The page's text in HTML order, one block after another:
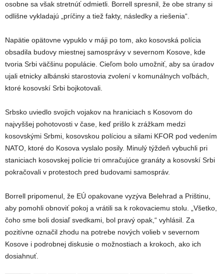
osobne sa však stretnúť odmietli. Borrell spresnil, že obe strany si
odlišne vykladajú „príčiny a tiež fakty, následky a riešenia“.
Napätie opätovne vypuklo v máji po tom, ako kosovská polícia
obsadila budovy miestnej samosprávy v severnom Kosove, kde
tvoria Srbi väčšinu populácie. Cieľom bolo umožniť, aby sa úradov
ujali etnicky albánski starostovia zvolení v komunálnych voľbách,
ktoré kosovskí Srbi bojkotovali.
Srbsko uviedlo svojich vojakov na hraniciach s Kosovom do
najvyššej pohotovosti v čase, keď prišlo k zrážkam medzi
kosovskými Srbmi, kosovskou políciou a silami KFOR pod vedením
NATO, ktoré do Kosova vyslalo posily. Minulý týždeň vybuchli pri
staniciach kosovskej polície tri omračujúce granáty a kosovskí Srbi
pokračovali v protestoch pred budovami samospráv.
Borrell pripomenul, že EÚ opakovane vyzýva Belehrad a Prištinu,
aby pomohli obnoviť pokoj a vrátili sa k rokovaciemu stolu. „Všetko,
čoho sme boli dosiaľ svedkami, bol pravý opak,“ vyhlásil. Za
pozitívne označil zhodu na potrebe nových volieb v severnom
Kosove i podrobnej diskusie o možnostiach a krokoch, ako ich
dosiahnuť.